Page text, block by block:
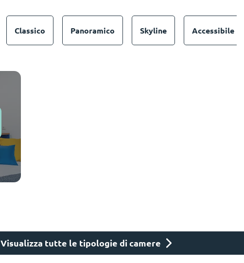
Classico Panoramico Skyline Accessibile
Visualizza tutte le tipologie di camere